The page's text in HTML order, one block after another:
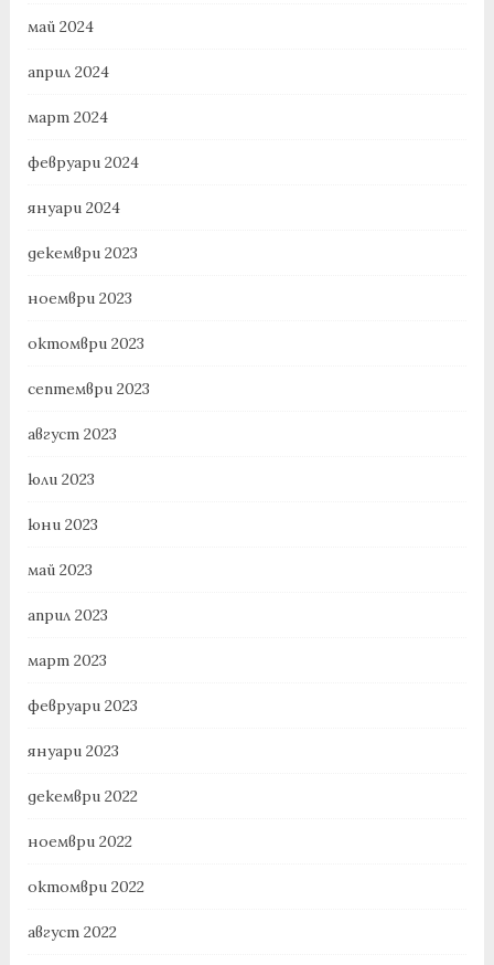
май 2024
април 2024
март 2024
февруари 2024
януари 2024
декември 2023
ноември 2023
октомври 2023
септември 2023
август 2023
юли 2023
юни 2023
май 2023
април 2023
март 2023
февруари 2023
януари 2023
декември 2022
ноември 2022
октомври 2022
август 2022